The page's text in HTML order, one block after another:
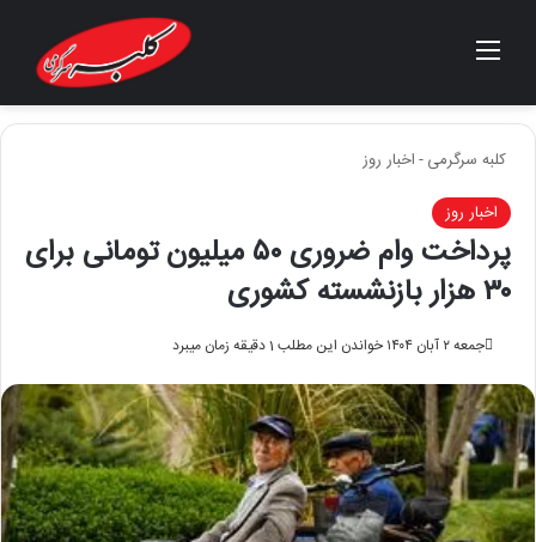
منو
کلبه سرگرمی-اخبار روز
اخبار روز
پرداخت وام ضروری ۵۰ میلیون تومانی برای
۳۰ هزار بازنشسته کشوری
جمعه ۲ آبان ۱۴۰۴ خواندن این مطلب 1 دقیقه زمان میبرد